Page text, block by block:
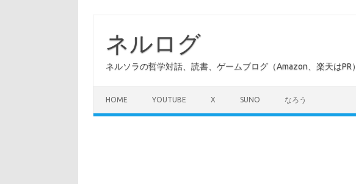
ネルログ
ネルソラの哲学対話、読書、ゲームブログ（Amazon、楽天はPR）
HOME YOUTUBE X SUNO なろう